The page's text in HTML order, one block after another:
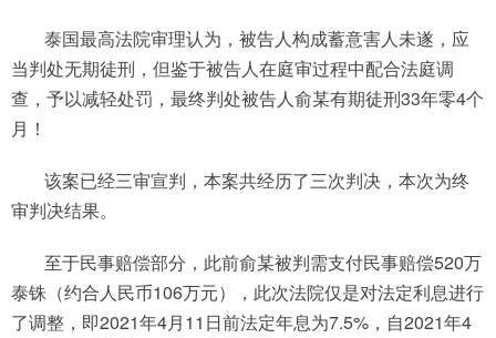
泰国最高法院审理认为，被告人构成蓄意害人未遂，应
当判处无期徒刑，但鉴于被告人在庭审过程中配合法庭调
查，予以减轻处罚，最终判处被告人俞某有期徒刑33年零4个
月！
该案已经三审宣判，本案共经历了三次判决，本次为终
审判决结果。
至于民事赔偿部分，此前俞某被判需支付民事赔偿520万
泰铢（约合人民币106万元），此次法院仅是对法定利息进行
了调整，即2021年4月11日前法定年息为7.5%，自2021年4